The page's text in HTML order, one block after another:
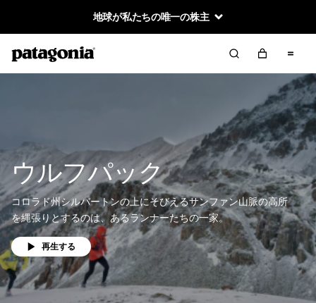
地球が私たちの唯一の株主
ウルフパック
コロラド州シルバートンの上にそびえるサンファン山脈の高所
を縄張りとするのは、あるランナーたちの一家。
再生する